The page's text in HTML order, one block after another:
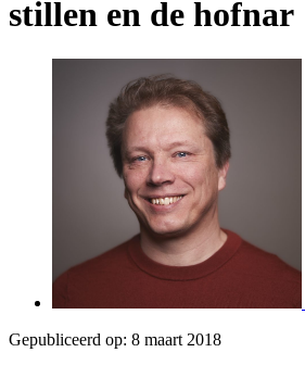
stillen en de hofnar
Gepubliceerd op: 8 maart 2018